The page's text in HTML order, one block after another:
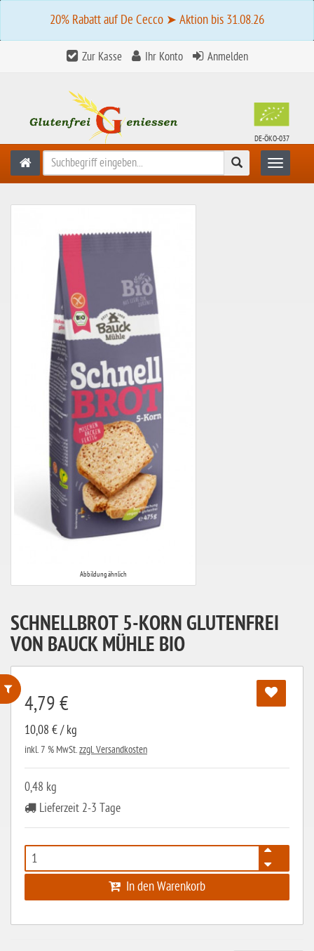
laktosefrei
ohne Hefe
ohne Ei
ohne Haselnüsse
Bio
vegan
ohne Erdnüsse
20% Rabatt auf De Cecco ➤ Aktion bis 31.08.26
Zur Kasse Ihr Konto Anmelden
DE-ÖKO-037
Suchen Toggle
Abbildung ähnlich
SCHNELLBROT 5-KORN GLUTENFREI
VON BAUCK MÜHLE BIO
4,79 €
10,08 € / kg
inkl. 7 % MwSt.zzgl. Versandkosten
0,48 kg
Lieferzeit 2-3 Tage
In den Warenkorb